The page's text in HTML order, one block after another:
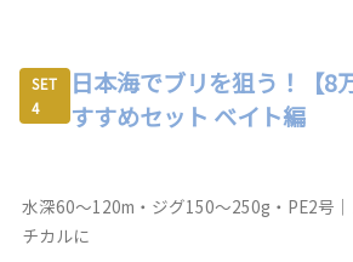
SET
4
日本海でブリを狙う！【8
すすめセット ベイト編
水深60〜120m・ジグ150〜250g・PE2号
チカルに